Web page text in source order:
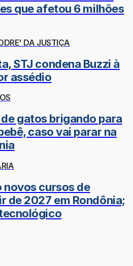
que afetou 6 milhões
DA JUSTIÇA
STJ condena Buzzi à
assédio
gatos brigando para
caso vai parar na
novos cursos de
de 2027 em Rondônia;